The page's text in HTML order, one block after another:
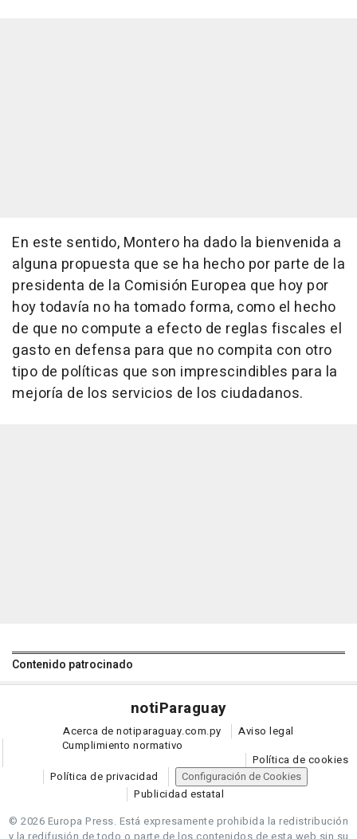
En este sentido, Montero ha dado la bienvenida a
alguna propuesta que se ha hecho por parte de la
presidenta de la Comisión Europea que hoy por
hoy todavía no ha tomado forma, como el hecho
de que no compute a efecto de reglas fiscales el
gasto en defensa para que no compita con otro
tipo de políticas que son imprescindibles para la
mejoría de los servicios de los ciudadanos.
Contenido patrocinado
notiParaguay
Acerca de notiparaguay.com.py
Aviso legal
Cumplimiento normativo
Política de cookies
Política de privacidad
Configuración de Cookies
Publicidad estatal
© 2026 Europa Press. Está expresamente prohibida la redistribución